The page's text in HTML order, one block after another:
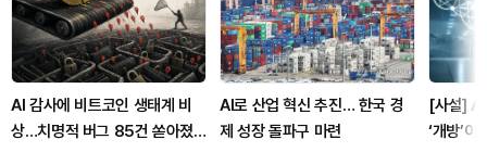
AI 감사에 비트코인 생태계 비
상…치명적 버그 85건 쏟아졌
AI로 산업 혁신 추진… 한국 경
제 성장 돌파구 마련
[사설]
‘개방’이